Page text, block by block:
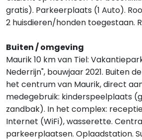
gratis). Parkeerplaats (1 Auto).
2 huisdieren/honden toegestaan.
Buiten / omgeving
Maurik 10 km van Tiel:
Nederrijn", bouwjaar 2021. Buiten
het centrum van Maurik, direct
medegebruik: kinderspeelplaats
zandbak). In het complex:
Internet (WiFi), wasserette.
parkeerplaatsen. Oplaadstation.